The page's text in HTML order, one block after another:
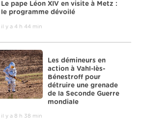
Le pape Léon XIV en visite à Metz :
le programme dévoilé
il y a 4 h 44 min
Les démineurs en
action à Vahl-lès-
Bénestroff pour
détruire une grenade
de la Seconde Guerre
mondiale
il y a 8 h 38 min